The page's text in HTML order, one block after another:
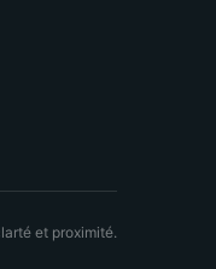
et proximité.